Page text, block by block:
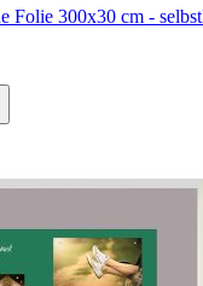
Folie 300x30 cm -